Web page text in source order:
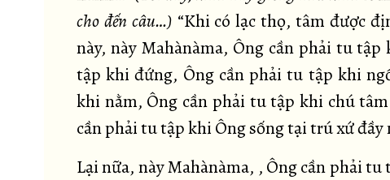
cho đến câu…) “Khi có lạc thọ, tâm được
này, này Mahànàma, Ông cần phải tu
tập khi đứng, Ông cần phải tu tập khi
khi nằm, Ông cần phải tu tập khi chú tâm
cần phải tu tập khi Ông sống tại trú xứ đầy
Lại nữa, này Mahànàma, , Ông cần phải